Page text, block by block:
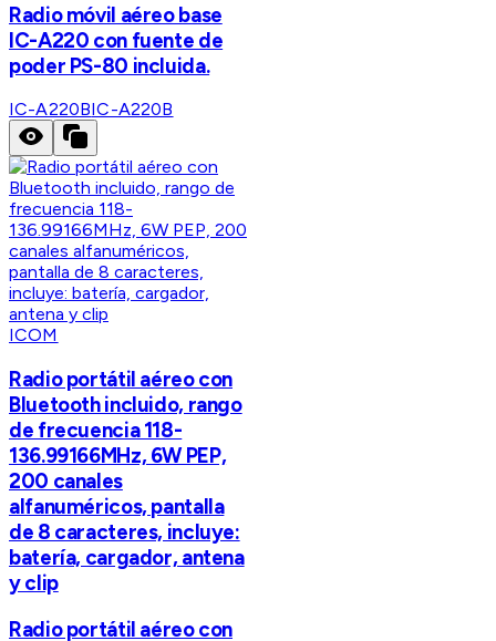
Radio móvil aéreo base
IC-A220 con fuente de
poder PS-80 incluida.
IC-A220BIC-A220B
ICOM
Radio portátil aéreo con
Bluetooth incluido, rango
de frecuencia 118-
136.99166MHz, 6W PEP,
200 canales
alfanuméricos, pantalla
de 8 caracteres, incluye:
batería, cargador, antena
y clip
Radio portátil aéreo con